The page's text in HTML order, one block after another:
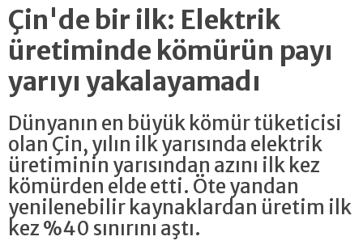
Çin'de bir ilk: Elektrik
üretiminde kömürün payı
yarıyı yakalayamadı
Dünyanın en büyük kömür tüketicisi
olan Çin, yılın ilk yarısında elektrik
üretiminin yarısından azını ilk kez
kömürden elde etti. Öte yandan
yenilenebilir kaynaklardan üretim ilk
kez %40 sınırını aştı.